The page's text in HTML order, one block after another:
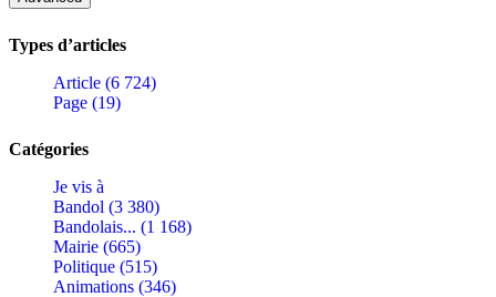
Types d’articles
Article (6 724)
Page (19)
Catégories
Je vis à
Bandol (3 380)
Bandolais... (1 168)
Mairie (665)
Politique (515)
Animations (346)